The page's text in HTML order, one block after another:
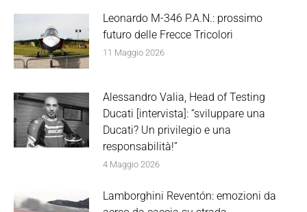
Leonardo M-346 P.A.N.: prossimo
futuro delle Frecce Tricolori
11 Maggio 2026
Alessandro Valia, Head of Testing
Ducati [intervista]: “sviluppare una
Ducati? Un privilegio e una
responsabilità!”
4 Maggio 2026
Lamborghini Reventón: emozioni da